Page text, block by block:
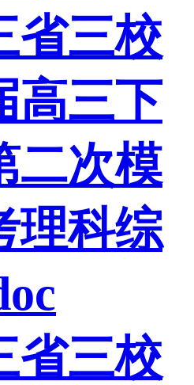
省三校
高三下
二次模
理科综
省三校